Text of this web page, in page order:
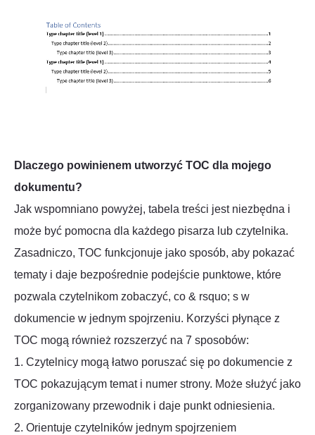
Dlaczego powinienem utworzyć TOC dla mojego
dokumentu?
Jak wspomniano powyżej, tabela treści jest niezbędna i
może być pomocna dla każdego pisarza lub czytelnika.
Zasadniczo, TOC funkcjonuje jako sposób, aby pokazać
tematy i daje bezpośrednie podejście punktowe, które
pozwala czytelnikom zobaczyć, co & rsquo; s w
dokumencie w jednym spojrzeniu. Korzyści płynące z
TOC mogą również rozszerzyć na 7 sposobów:
1. Czytelnicy mogą łatwo poruszać się po dokumencie z
TOC pokazującym temat i numer strony. Może służyć jako
zorganizowany przewodnik i daje punkt odniesienia.
2. Orientuje czytelników jednym spojrzeniem